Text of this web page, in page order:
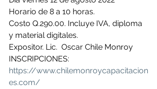
Horario de 8 a 10 horas.
Costo Q.290.00. Incluye IVA, diploma
y material digitales.
Expositor. Lic.  Oscar Chile Monroy
INSCRIPCIONES:
https://www.chilemonroycapacitacion
es.com/